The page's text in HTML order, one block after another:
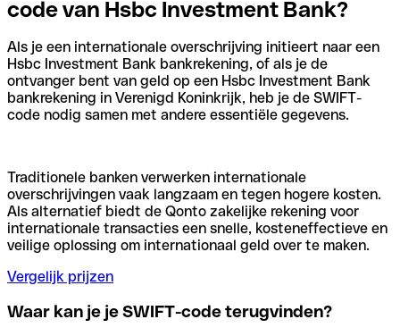
code van Hsbc Investment Bank?
Als je een internationale overschrijving initieert naar een
Hsbc Investment Bank bankrekening, of als je de
ontvanger bent van geld op een Hsbc Investment Bank
bankrekening in Verenigd Koninkrijk, heb je de SWIFT-
code nodig samen met andere essentiële gegevens.
Traditionele banken verwerken internationale
overschrijvingen vaak langzaam en tegen hogere kosten.
Als alternatief biedt de Qonto zakelijke rekening voor
internationale transacties een snelle, kosteneffectieve en
veilige oplossing om internationaal geld over te maken.
Vergelijk prijzen
Waar kan je je SWIFT-code terugvinden?